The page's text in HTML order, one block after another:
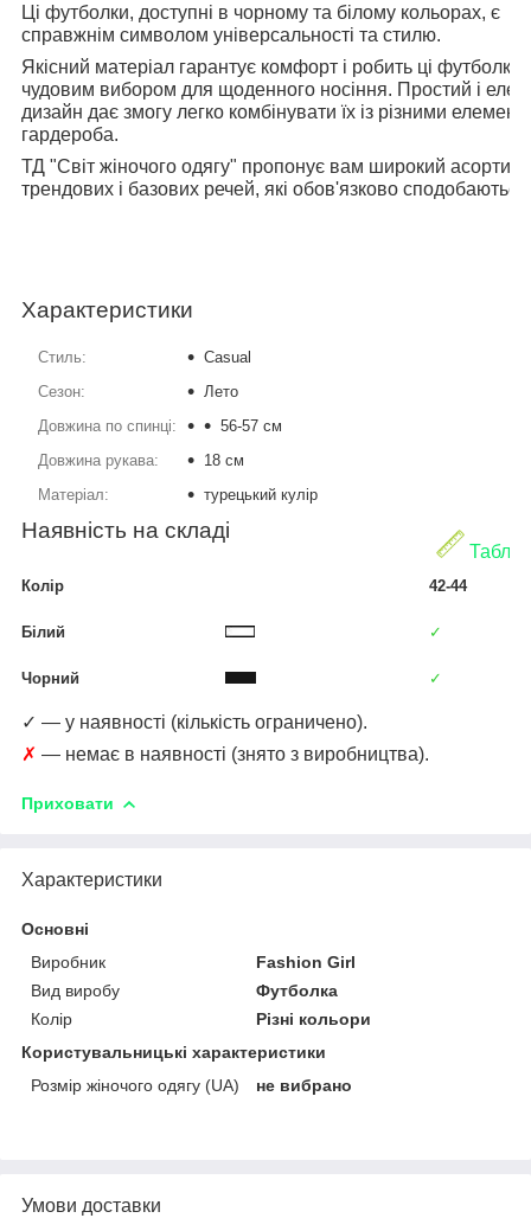
Ці футболки, доступні в чорному та білому кольорах, є
справжнім символом універсальності та стилю.
Якісний матеріал гарантує комфорт і робить ці футболки
чудовим вибором для щоденного носіння. Простий і
дизайн дає змогу легко комбінувати їх із різними
гардероба.
ТД "Світ жіночого одягу" пропонує вам широкий
трендових і базових речей, які обов'язково
Характеристики
Стиль:
Casual
Сезон:
Лето
Довжина по спинці:
56-57 см
Довжина рукава:
18 см
Матеріал:
турецький кулір
Наявність на складі
Колір 42-44
Білий ✓
Чорний ✓
✓ — у наявності (кількість ограничено).
✗ — немає в наявності (знято з виробництва).
Приховати
Характеристики
Основні
Виробник
Fashion Girl
Вид виробу
Футболка
Колір
Різні кольори
Користувальницькі характеристики
Розмір жіночого одягу (UA)
не вибрано
Умови доставки